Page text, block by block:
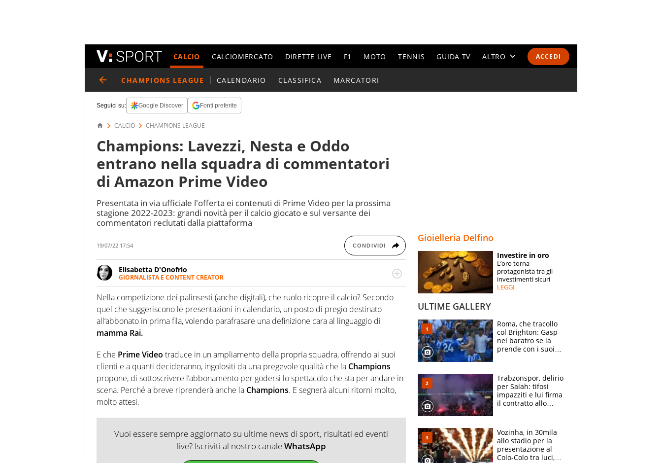
ACCEDI
CALCIO CALCIOMERCATO DIRETTE LIVE F1 MOTO TENNIS GUIDA TV ALTRO
ESPERTI
CONTATTI
CHAMPIONS LEAGUE CALENDARIO CLASSIFICA MARCATORI
Seguici su: Google Discover Fonti preferite
CALCIO CHAMPIONS LEAGUE
Champions: Lavezzi, Nesta e Oddo
entrano nella squadra di commentatori
di Amazon Prime Video
Presentata in via ufficiale l'offerta ei contenuti di Prime Video per la prossima
stagione 2022-2023: grandi novità per il calcio giocato e sul versante dei
commentatori reclutati dalla piattaforma
19/07/22 17:54 CONDIVIDI
Elisabetta D'Onofrio
GIORNALISTA E CONTENT CREATOR
Giornalista professionista dal 2007, scrive per curiosità personale e necessità:
soprattutto di calcio, di sport e dei suoi protagonisti, concedendosi innocenti evasioni
nell'ambito della creazione di format. Un tempo ala destra, oggi si sente a suo agio nel
ruolo di libero. Cura una classifica riservata dei migliori 5 calciatori di sempre.
Nella competizione dei palinsesti (anche digitali), che ruolo ricopre il calcio? Secondo
quel che suggeriscono le presentazioni in calendario, un posto di pregio destinato
all’abbonato in prima fila, volendo parafrasare una definizione cara al linguaggio di
mamma Rai.
E che Prime Video traduce in un ampliamento della propria squadra, offrendo ai suoi
clienti e a quanti decideranno, ingolositi da una pregevole qualità che la Champions
propone, di sottoscrivere l’abbonamento per godersi lo spettacolo che sta per andare in
scena. Perché a breve riprenderà anche la Champions. E segnerà alcuni ritorni molto,
molto attesi.
Vuoi essere sempre aggiornato su ultime news di sport, risultati ed eventi
live? Iscriviti al nostro canaleWhatsApp
Gioielleria Delfino
Investire in oro
L’oro torna
protagonista tra gli
investimenti sicuri
LEGGI
ULTIME GALLERY
Roma, che tracollo
col Brighton: Gasp
nel baratro se la
prende con i suoi
Trabzonspor, delirio
per Salah: tifosi
impazziti e lui firma
il contratto allo
Vozinha, in 30mila
allo stadio per la
presentazione al
Colo-Colo tra luci,